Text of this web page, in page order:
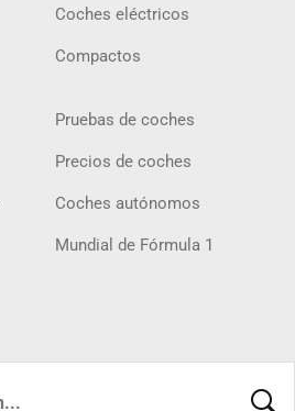
Coches eléctricos
Compactos
Pruebas de coches
Precios de coches
Coches autónomos
Mundial de Fórmula 1